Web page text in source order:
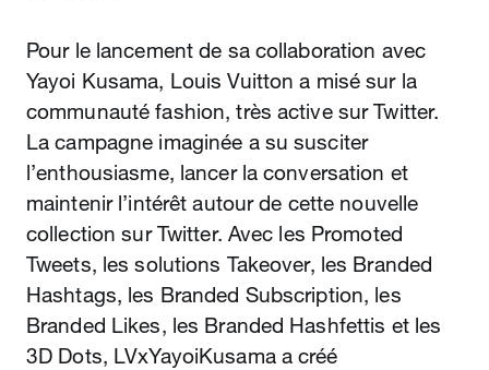
Pour le lancement de sa collaboration avec
Yayoi Kusama, Louis Vuitton a misé sur la
communauté fashion, très active sur Twitter.
La campagne imaginée a su susciter
l’enthousiasme, lancer la conversation et
maintenir l’intérêt autour de cette nouvelle
collection sur Twitter. Avec les Promoted
Tweets, les solutions Takeover, les Branded
Hashtags, les Branded Subscription, les
Branded Likes, les Branded Hashfettis et les
3D Dots, LVxYayoiKusama a créé